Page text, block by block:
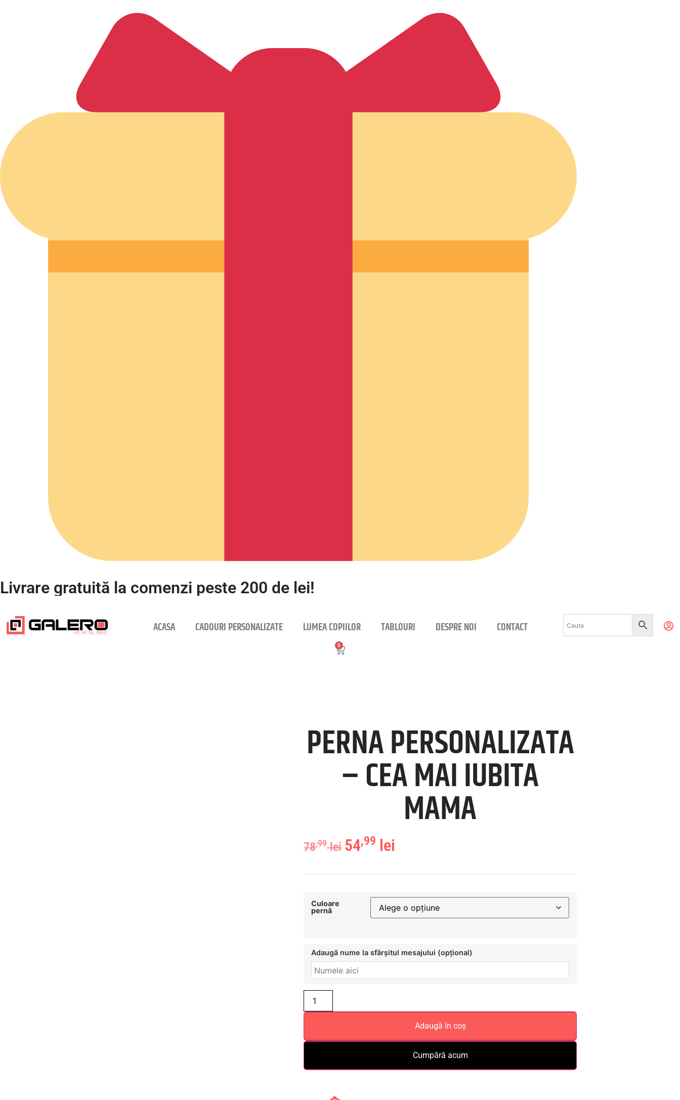
Livrare gratuită la comenzi peste 200 de lei!
ACASA CADOURI PERSONALIZATE LUMEA COPIILOR TABLOURI DESPRE NOI CONTACT
0
PERNA PERSONALIZATA
– CEA MAI IUBITA
MAMA
78,99 lei 54,99 lei
Culoare
pernă
Adaugă nume la sfârșitul mesajului (opțional)
Adaugă în coș
Cumpără acum